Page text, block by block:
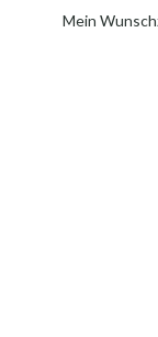
Mein